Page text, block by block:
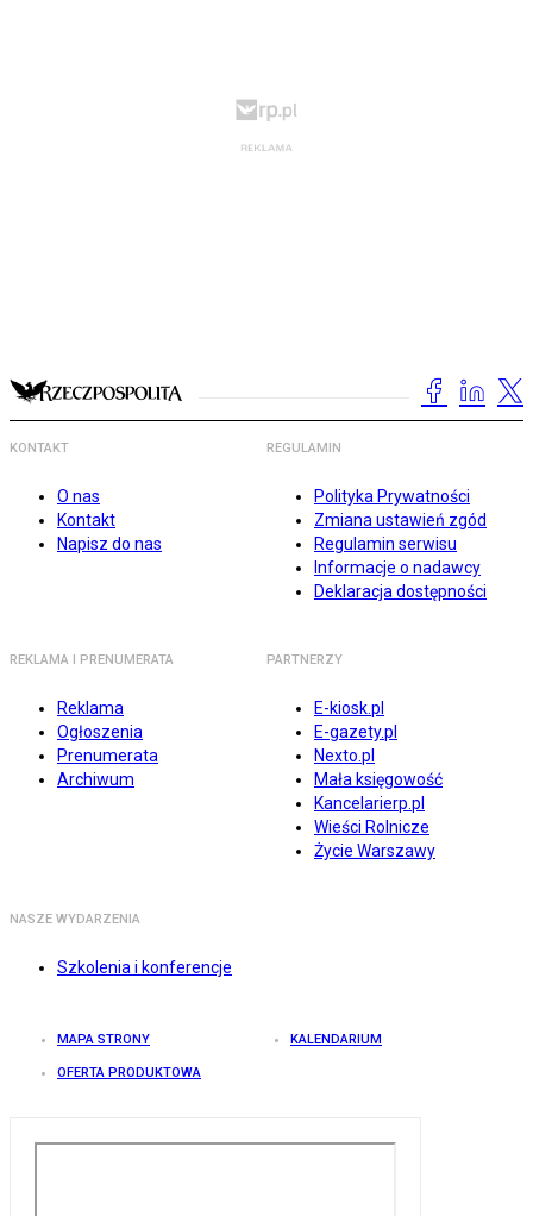
KONTAKT
O nas
Kontakt
Napisz do nas
REGULAMIN
Polityka Prywatności
Zmiana ustawień zgód
Regulamin serwisu
Informacje o nadawcy
Deklaracja dostępności
REKLAMA I PRENUMERATA
Reklama
Ogłoszenia
Prenumerata
Archiwum
PARTNERZY
E-kiosk.pl
E-gazety.pl
Nexto.pl
Mała księgowość
Kancelarierp.pl
Wieści Rolnicze
Życie Warszawy
NASZE WYDARZENIA
Szkolenia i konferencje
MAPA STRONY KALENDARIUM
OFERTA PRODUKTOWA